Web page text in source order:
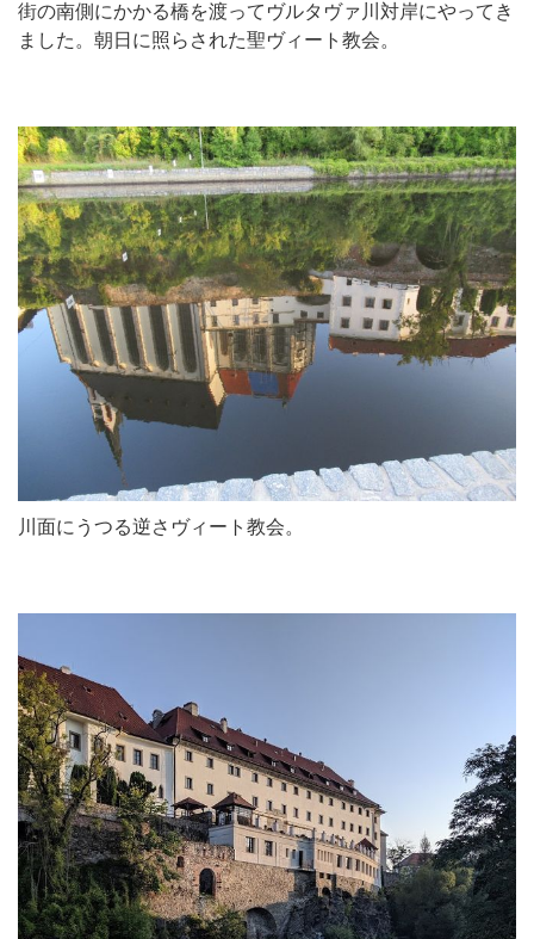
街の南側にかかる橋を渡ってヴルタヴァ川対岸にやってき
ました。朝日に照らされた聖ヴィート教会。
川面にうつる逆さヴィート教会。